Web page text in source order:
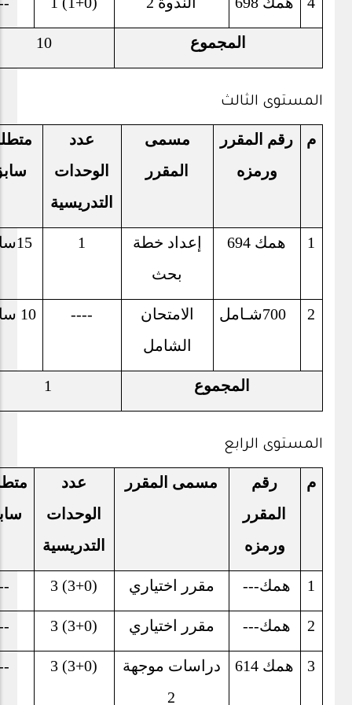
المجموع 10
المستوى الثالث
م
رقم المقرر
ورمزه
مسمى
المقرر
عدد
الوحدات
التدريسية
1 همك
إعداد خطة
بحث
1
15
2
700شـامل
الامتحان
الشامل
---- 10 ساعة
المجموع 1
المستوى الرابع
م
رقم
المقرر
ورمزه
مسمى المقرر
عدد
الوحدات
التدريسية
1 همك--- مقرر اختياري 3 (3+0)
2 همك--- مقرر اختياري 3 (3+0)
3 همك 614
دراسات موجهة
2
3 (3+0)